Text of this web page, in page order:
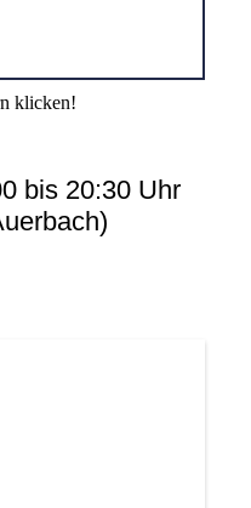
klicken!
bis 20:30 Uhr